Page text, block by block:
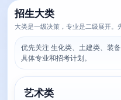
招生大类
大类是一级决策，专业是二级展开。
优先关注 生化类、土建类、装
具体专业和招考计划。
艺术类